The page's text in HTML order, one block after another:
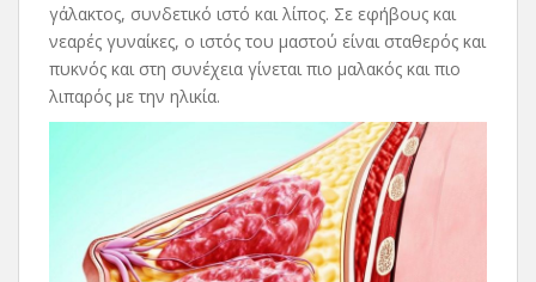
γάλακτος, συνδετικό ιστό και λίπος. Σε εφήβους και
νεαρές γυναίκες, ο ιστός του μαστού είναι σταθερός και
πυκνός και στη συνέχεια γίνεται πιο μαλακός και πιο
λιπαρός με την ηλικία.